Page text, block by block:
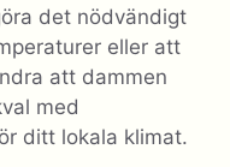
det nödvändigt
eller att
att dammen
med
ditt lokala klimat.